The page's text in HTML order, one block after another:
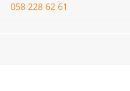
058 228 62 61